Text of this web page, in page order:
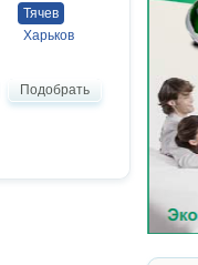
Тячев
Харьков
Подобрать